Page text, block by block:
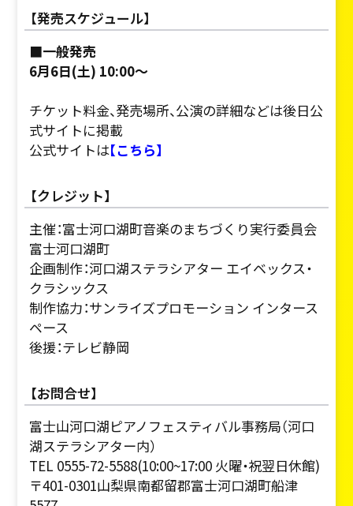
【発売スケジュール】
■一般発売
6月6日(土) 10:00～
チケット料金、発売場所、公演の詳細などは後日公
式サイトに掲載
公式サイトは【こちら】
【クレジット】
主催：富士河口湖町音楽のまちづくり実行委員会
富士河口湖町
企画制作：河口湖ステラシアター エイベックス・
クラシックス
制作協力：サンライズプロモーション インタース
ペース
後援：テレビ静岡
【お問合せ】
富士山河口湖ピアノフェスティバル事務局（河口
湖ステラシアター内）
TEL 0555-72-5588(10:00~17:00 火曜・祝翌日休館)
〒401-0301山梨県南都留郡富士河口湖町船津